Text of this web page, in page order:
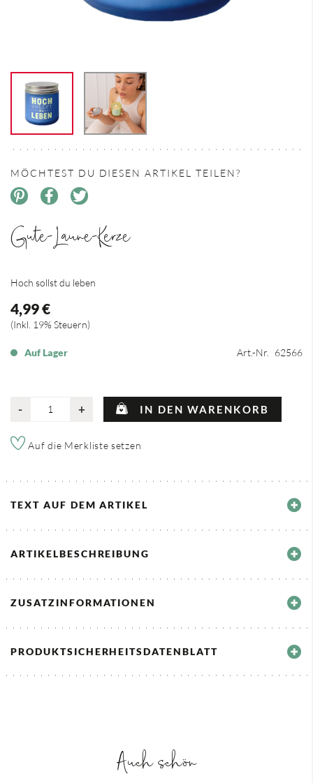
Gute-Laune-Kerze
Hoch sollst du leben
4,99 €
Inkl. 19% Steuern
Auf Lager Art.-Nr. 62566
- + IN DEN WARENKORB
Auf die Merkliste setzen
TEXT AUF DEM ARTIKEL
ARTIKELBESCHREIBUNG
ZUSATZINFORMATIONEN
PRODUKTSICHERHEITSDATENBLATT
MÖCHTEST DU DIESEN ARTIKEL TEILEN?
Auch schön